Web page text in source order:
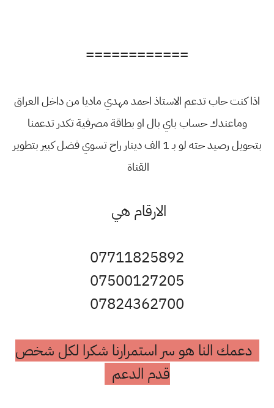
============
اذا كنت حاب تدعم الاستاذ احمد مهدي ماديا من داخل العراق
وماعندك حساب باي بال او بطاقة مصرفية تكدر تدعمنا
بتحويل رصيد حته لو بـ 1 الف دينار راح تسوي فضل كبير بتطوير
القناة
الارقام هي
07711825892
07500127205
07824362700
دعمك النا هو سر استمرارنا شكرا لكل شخص
قدم الدعم